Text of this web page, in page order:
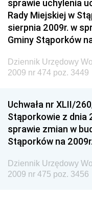
Dziennik
Dziennik
Społecznej
Dziennik
i Gospodarki
Dziennik
Dziennik
Antykorupcyjnego
Wewnętrznego
Dziennik
sprawie uchylenia
Rady Miejskiej w
sierpnia 2009r. w
Gminy Stąporków
Dziennik Urzędowy
2009 nr 474 poz. 3449
Uchwała nr XLII/
Stąporkowie z dnia
sprawie zmian w
Stąporków na 2009r.
Dziennik Urzędowy
2009 nr 475 poz. 3456